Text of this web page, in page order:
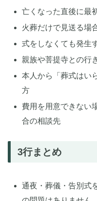
亡くなった直後に最
火葬だけで見送る場
式をしなくても発生
親族や菩提寺との行
本人から「葬式はい
方
費用を用意できない
合の相談先
3行まとめ
通夜・葬儀・告別式